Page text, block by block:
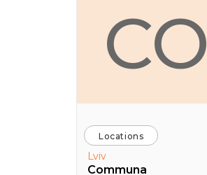
CO
Locations
Lviv
Communa